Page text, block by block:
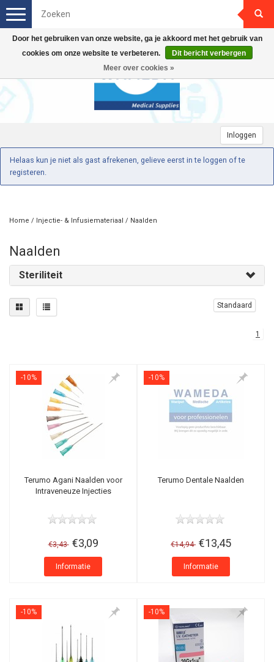
Inloggen
Toggle
Helaas kun je niet als gast afrekenen, gelieve eerst in te loggen of te
registeren.
Home / Injectie- & Infusiemateriaal / Naalden
Naalden
Steriliteit
Standaard
1
-10%
Terumo Agani Naalden voor
Intraveneuze Injecties
€3,43 €3,09
Informatie
-10%
Terumo Dentale Naalden
€14,94 €13,45
Informatie
-10% -10%
Door het gebruiken van onze website, ga je akkoord met het gebruik van
cookies om onze website te verbeteren.
Dit bericht verbergen
Meer over cookies »